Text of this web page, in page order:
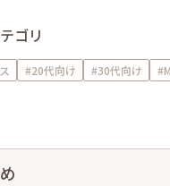
ゴリ
#20代向け #30代向け